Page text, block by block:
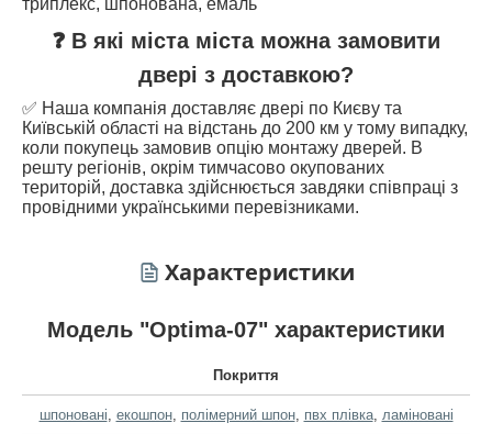
триплекс, шпонована, емаль
❓ В які міста міста можна замовити
двері з доставкою?
✅ Наша компанія доставляє двері по Києву та
Київській області на відстань до 200 км у тому випадку,
коли покупець замовив опцію монтажу дверей. В
решту регіонів, окрім тимчасово окупованих
територій, доставка здійснюється завдяки співпраці з
провідними українськими перевізниками.
Характеристики
Модель "Optima-07" характеристики
Покриття
шпоновані, екошпон, полімерний шпон, пвх плівка, ламіновані